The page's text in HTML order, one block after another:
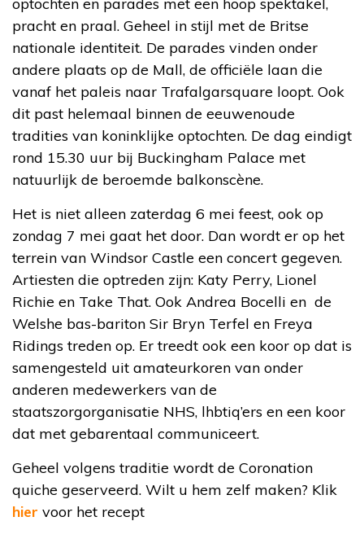
pracht en praal. Geheel in stijl met de Britse
nationale identiteit. De parades vinden onder
andere plaats op de Mall, de officiële laan die
vanaf het paleis naar Trafalgarsquare loopt. Ook
dit past helemaal binnen de eeuwenoude
tradities van koninklijke optochten. De dag eindigt
rond 15.30 uur bij Buckingham Palace met
natuurlijk de beroemde balkonscène.
Het is niet alleen zaterdag 6 mei feest, ook op
zondag 7 mei gaat het door. Dan wordt er op het
terrein van Windsor Castle een concert gegeven.
Artiesten die optreden zijn: Katy Perry, Lionel
Richie en Take That. Ook Andrea Bocelli en de
Welshe bas-bariton Sir Bryn Terfel en Freya
Ridings treden op. Er treedt ook een koor op dat is
samengesteld uit amateurkoren van onder
anderen medewerkers van de
staatszorgorganisatie NHS, lhbtiq’ers en een koor
dat met gebarentaal communiceert.
Geheel volgens traditie wordt de Coronation
quiche geserveerd. Wilt u hem zelf maken? Klik
hier voor het recept